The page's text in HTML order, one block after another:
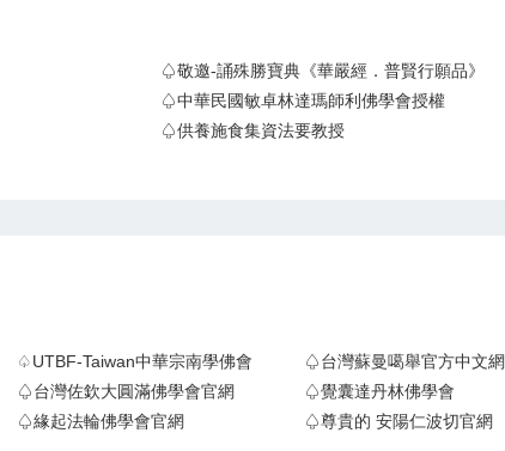
♤敬邀-誦殊勝寶典《華嚴經．普賢行願品》
♤中華民國敏卓林達瑪師利佛學會授權
♤供養施食集資法要教授
♤UTBF-Taiwan中華宗南學佛會
♤台灣蘇曼噶舉官方中文網
♤台灣佐欽大圓滿佛學會官網
♤覺囊達丹林佛學會
♤緣起法輪佛學會官網
♤尊貴的 安陽仁波切官網